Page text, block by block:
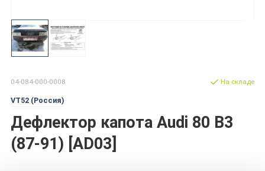
04-084-000-0008
VT52 (Россия)
Дефлектор капота Audi 80 B3
(87-91) [AD03]
На складе